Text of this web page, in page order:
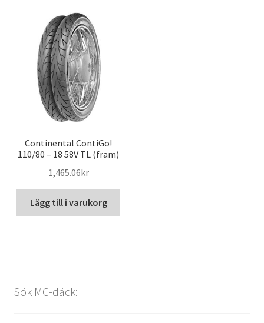
Continental ContiGo!
110/80 – 18 58V TL (fram)
1,465.06kr
Lägg till i varukorg
Sök MC-däck: